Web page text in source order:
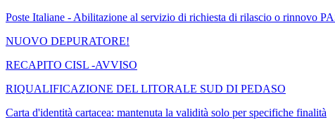
Poste Italiane - Abilitazione al servizio di richiesta di rilascio o rinnovo
NUOVO DEPURATORE!
RECAPITO CISL -AVVISO
RIQUALIFICAZIONE DEL LITORALE SUD DI PEDASO
Carta d'identità cartacea: mantenuta la validità solo per specifiche finalità